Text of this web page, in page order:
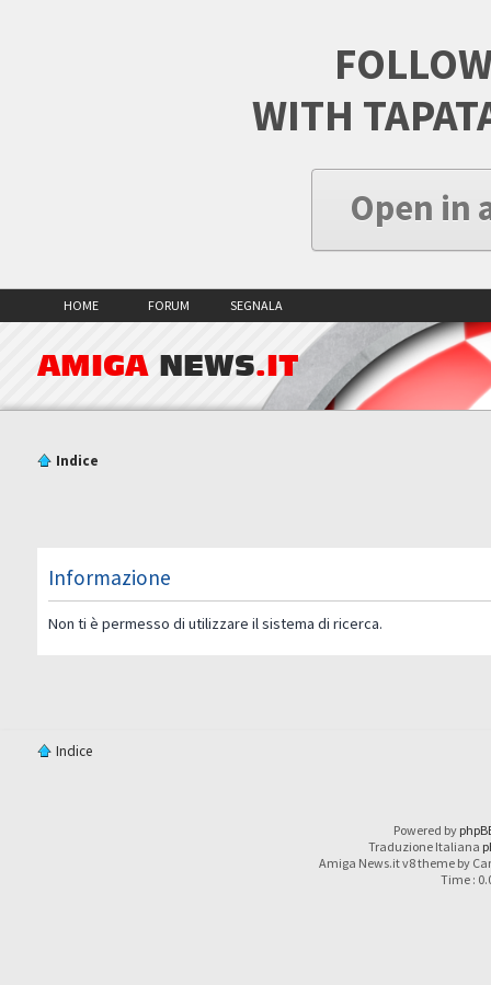
WITH
Open in
HOME FORUM SEGNALA
AMIGA NEWS.IT
Indice
Informazione
Non ti è permesso di utilizzare il sistema di ricerca.
Indice
Powered by
Traduzione Italiana
Amiga News.it v8 theme by
Time :